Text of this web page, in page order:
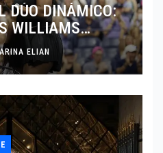
DÚO DINÁMICO:
WILLIAMS
DOBLES EN
ELIAN